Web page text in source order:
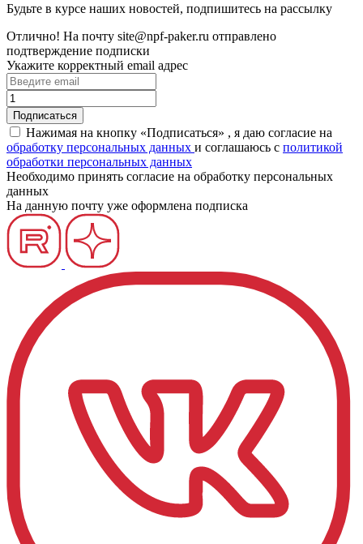
Будьте в курсе наших новостей, подпишитесь на рассылку
Отлично! На почту site@npf-paker.ru отправлено
подтверждение подписки
Укажите корректный email адрес
Нажимая на кнопку «Подписаться» , я даю согласие на
обработку персональных данных и соглашаюсь c политикой
обработки персональных данных
Необходимо принять согласие на обработку персональных
данных
На данную почту уже оформлена подписка